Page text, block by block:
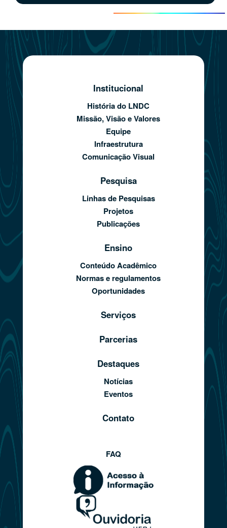
Institucional
História do LNDC
Missão, Visão e Valores
Equipe
Infraestrutura
Comunicação Visual
Pesquisa
Linhas de Pesquisas
Projetos
Publicações
Ensino
Conteúdo Acadêmico
Normas e regulamentos
Oportunidades
Serviços
Parcerias
Destaques
Notícias
Eventos
Contato
FAQ